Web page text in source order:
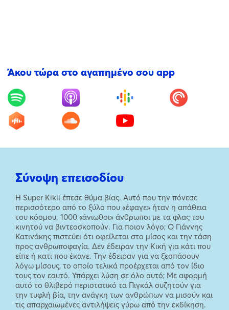
Άκου τώρα στο αγαπημένο σου app
Σύνοψη επεισοδίου
Η Super Kikii έπεσε θύμα βίας. Αυτό που την πόνεσε
περισσότερο από το ξύλο που «έφαγε» ήταν η απάθεια
του κόσμου. 1000 «άνιωθοι» άνθρωποι με τα φλας του
κινητού να βιντεοσκοπούν. Για ποιον λόγο; Ο Γιάννης
Κατινάκης πιστεύει ότι οφείλεται στο μίσος και την τάση
προς ανθρωποφαγία. Δεν έδειραν την Κική για κάτι που
είπε ή κατι που έκανε. Την έδειραν για να ξεσπάσουν
λόγω μίσους, το οποίο τελικά προέρχεται από τον ίδιο
τους τον εαυτό. Υπάρχει λύση σε όλο αυτό; Με αφορμή
αυτό το θλιβερό περιστατικό τα Πιγκάλ συζητούν για
την τυφλή βία, την ανάγκη των ανθρώπων να μισούν και
τις απαρχαιωμένες αντιλήψεις γύρω από την εκδίκηση.